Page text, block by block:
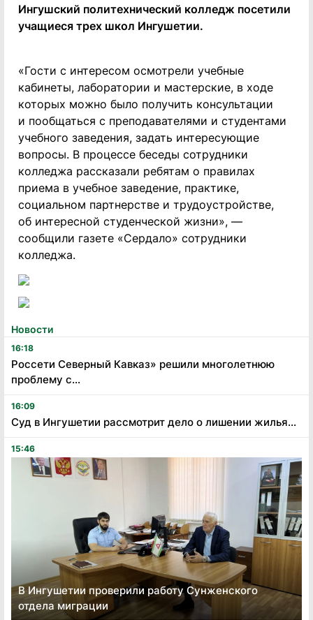
Новости
16:18
Россети Северный Кавказ» решили многолетнюю
проблему с...
16:09
Суд в Ингушетии рассмотрит дело о лишении жилья...
15:46
В Ингушетии проверили работу Сунженского
отдела миграции
Ингушский политехнический колледж посетили
учащиеся трех школ Ингушетии.
«Гости с интересом осмотрели учебные
кабинеты, лаборатории и мастерские, в ходе
которых можно было получить консультации
и пообщаться с преподавателями и студентами
учебного заведения, задать интересующие
вопросы. В процессе беседы сотрудники
колледжа рассказали ребятам о правилах
приема в учебное заведение, практике,
социальном партнерстве и трудоустройстве,
об интересной студенческой жизни», —
сообщили газете «Сердало» сотрудники
колледжа.